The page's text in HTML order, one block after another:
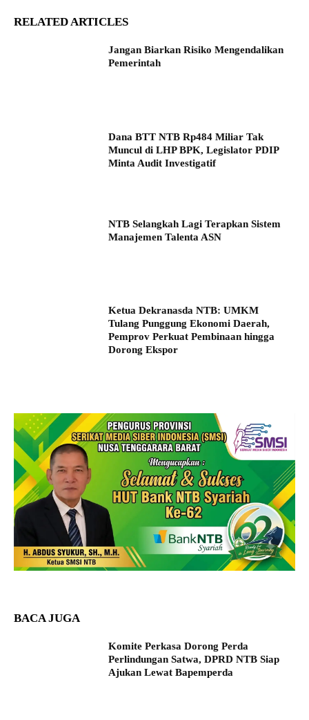
RELATED ARTICLES
Jangan Biarkan Risiko Mengendalikan
Pemerintah
Dana BTT NTB Rp484 Miliar Tak
Muncul di LHP BPK, Legislator PDIP
Minta Audit Investigatif
NTB Selangkah Lagi Terapkan Sistem
Manajemen Talenta ASN
Ketua Dekranasda NTB: UMKM
Tulang Punggung Ekonomi Daerah,
Pemprov Perkuat Pembinaan hingga
Dorong Ekspor
BACA JUGA
Komite Perkasa Dorong Perda
Perlindungan Satwa, DPRD NTB Siap
Ajukan Lewat Bapemperda